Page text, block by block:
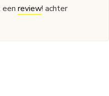
eenreview! achter